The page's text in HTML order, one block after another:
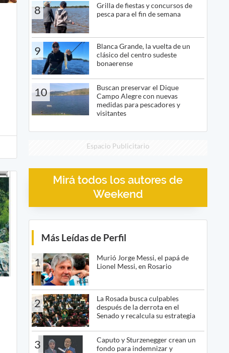
8
Grilla de fiestas y concursos de
pesca para el fin de semana
9
Blanca Grande, la vuelta de un
clásico del centro sudeste
bonaerense
10
Buscan preservar el Dique
Campo Alegre con nuevas
medidas para pescadores y
visitantes
Espacio Publicitario
Mirá todos los autores de
Weekend
Más Leídas de Perfil
1
Murió Jorge Messi, el papá de
Lionel Messi, en Rosario
2
La Rosada busca culpables
después de la derrota en el
Senado y recalcula su estrategia
3
Caputo y Sturzenegger crean un
fondo para indemnizar y